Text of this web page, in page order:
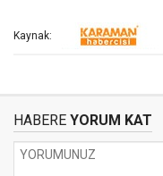
Kaynak:
HABERE YORUM KAT